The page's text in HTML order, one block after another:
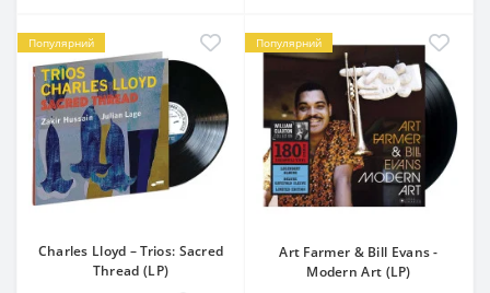
Популярний
Charles Lloyd – Trios: Sacred
Thread (LP)
Популярний
Art Farmer & Bill Evans -
Modern Art (LP)